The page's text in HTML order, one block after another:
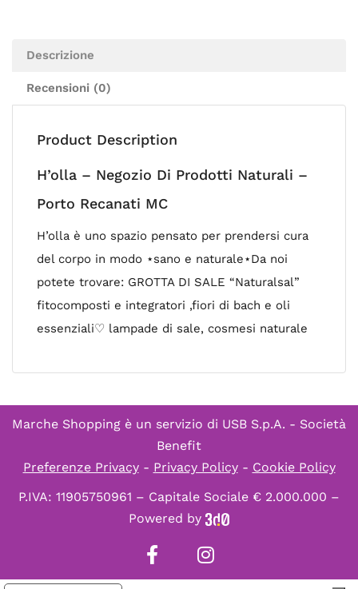
Descrizione
Recensioni (0)
Product Description
H’olla – Negozio Di Prodotti Naturali –
Porto Recanati MC
H’olla è uno spazio pensato per prendersi cura
del corpo in modo ⋆sano e naturale⋆Da noi
potete trovare: GROTTA DI SALE “Naturalsal”
fitocomposti e integratori ,fiori di bach e oli
essenziali♡ lampade di sale, cosmesi naturale
Marche Shopping è un servizio di USB S.p.A. - Società
Benefit
Preferenze Privacy- Privacy Policy- Cookie Policy
P.IVA: 11905750961 – Capitale Sociale € 2.000.000 –
Powered by